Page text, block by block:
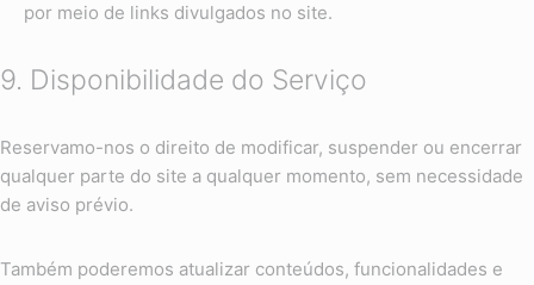
por meio de links divulgados no site.
9. Disponibilidade do Serviço
Reservamo-nos o direito de modificar, suspender ou encerrar
qualquer parte do site a qualquer momento, sem necessidade
de aviso prévio.
Também poderemos atualizar conteúdos, funcionalidades e